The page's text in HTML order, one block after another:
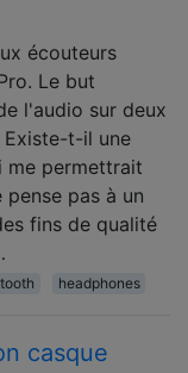
écouteurs
Le but
l'audio sur deux
Existe-t-il une
me permettrait
pense pas à un
fins de qualité
headphones
casque